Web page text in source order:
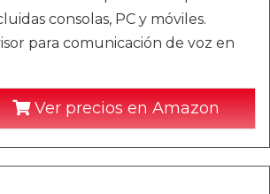
consolas, PC y móviles.
para comunicación de voz en
Ver precios en Amazon